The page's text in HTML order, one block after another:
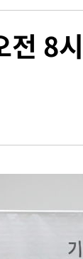
리당원투표…강
경선, 대구 권
경선, 강원 권리
대한축구협회 성
"…안동 물길공
고 2경기 침묵
도'…열화상 카
7번' 이강인, 맨시
전 8